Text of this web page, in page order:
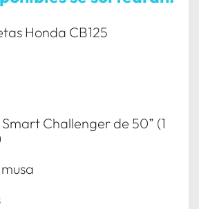
Honda CB125
Smart Challenger de 50” (1